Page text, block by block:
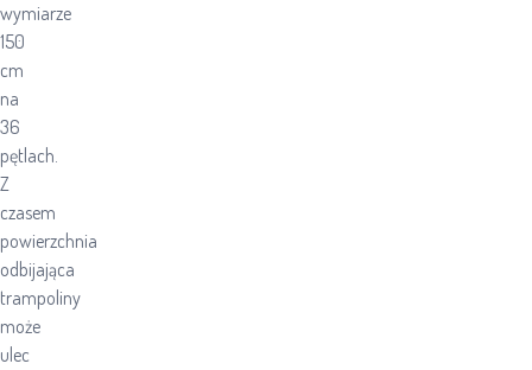
wymiarze
150
cm
na
36
pętlach.
Z
czasem
powierzchnia
odbijająca
trampoliny
może
ulec